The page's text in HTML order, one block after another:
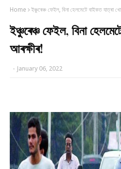
Home ইঞ্চুৰেঞ্চ ফেইল, বিনা হেলমেটে বাইকত যাত্ৰা
ইঞ্চুৰেঞ্চ ফেইল, বিনা
আৰক্ষীৰ!
- January 06, 2022